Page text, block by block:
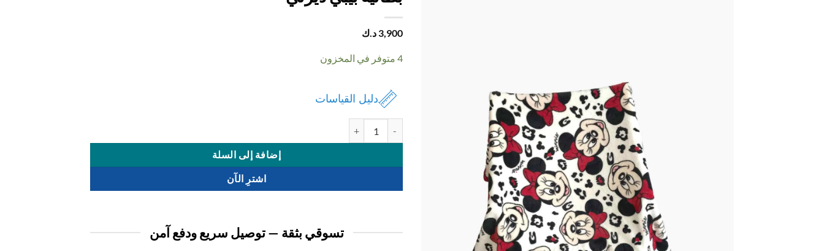
3,900 د.ك
4 متوفر في المخزون
دليل القياسات
إضافة إلى السلة
اشترِ الآن
تسوقي بثقة — توصيل سريع ودفع آمن